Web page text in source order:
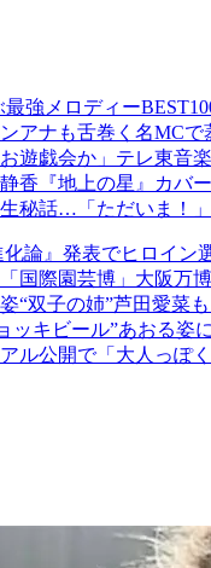
最強メロディー
アナも舌巻く名MC
遊戯会か」テレ東
香『地上の星』カバ
秘話…「ただいま！
論』発表でヒロイ
国際園芸博」大阪万
“双子の姉”芦田愛菜
ッキビール”あおる
ル公開で「大人っぽ